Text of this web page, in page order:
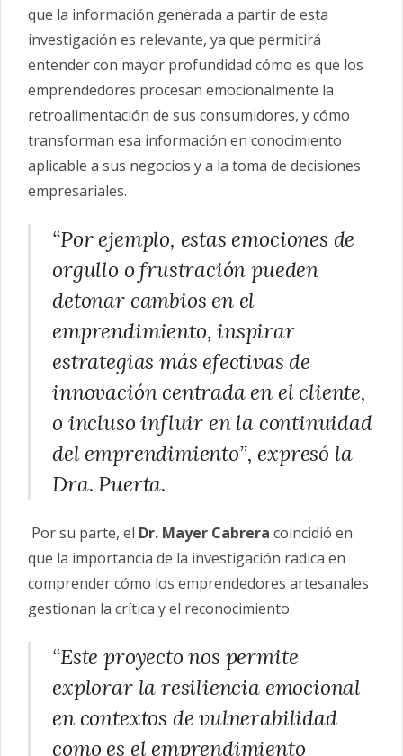
que la información generada a partir de esta
investigación es relevante, ya que permitirá
entender con mayor profundidad cómo es que los
emprendedores procesan emocionalmente la
retroalimentación de sus consumidores, y cómo
transforman esa información en conocimiento
aplicable a sus negocios y a la toma de decisiones
empresariales.
“Por ejemplo, estas emociones de
orgullo o frustración pueden
detonar cambios en el
emprendimiento, inspirar
estrategias más efectivas de
innovación centrada en el cliente,
o incluso influir en la continuidad
del emprendimiento”, expresó la
Dra. Puerta.
Por su parte, el Dr. Mayer Cabrera coincidió en
que la importancia de la investigación radica en
comprender cómo los emprendedores artesanales
gestionan la crítica y el reconocimiento.
“Este proyecto nos permite
explorar la resiliencia emocional
en contextos de vulnerabilidad
como es el emprendimiento